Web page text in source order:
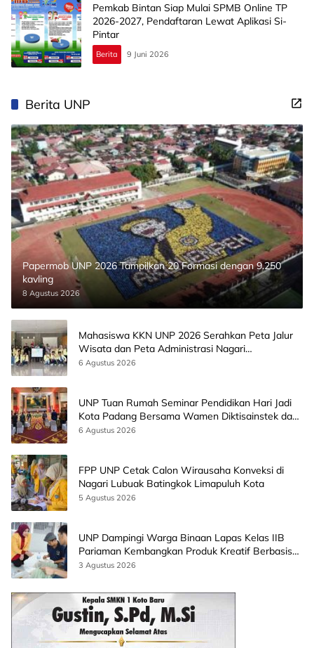
Pemkab Bintan Siap Mulai SPMB Online TP
2026-2027, Pendaftaran Lewat Aplikasi Si-
Pintar
Berita 9 Juni 2026
Berita UNP
Papermob UNP 2026 Tampilkan 20 Formasi dengan 9.250
kavling
8 Agustus 2026
Mahasiswa KKN UNP 2026 Serahkan Peta Jalur
Wisata dan Peta Administrasi Nagari
Paninggahan
6 Agustus 2026
UNP Tuan Rumah Seminar Pendidikan Hari Jadi
Kota Padang Bersama Wamen Diktisainstek dan
CEO EMGS Malaysia
6 Agustus 2026
FPP UNP Cetak Calon Wirausaha Konveksi di
Nagari Lubuak Batingkok Limapuluh Kota
5 Agustus 2026
UNP Dampingi Warga Binaan Lapas Kelas IIB
Pariaman Kembangkan Produk Kreatif Berbasis
AI
3 Agustus 2026